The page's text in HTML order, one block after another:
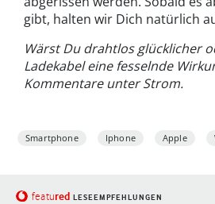
gibt, halten wir Dich natürlich
Wärst Du drahtlos glücklicher
Ladekabel eine fesselnde
Kommentare unter Strom.
Smartphone Iphone Apple
featured LESEEMPFEHLUNGEN